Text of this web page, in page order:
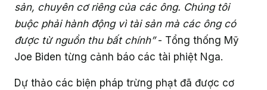
sản, chuyên cơ riêng của các ông. Chúng tôi
buộc phải hành động vì tài sản mà các ông có
được từ nguồn thu bất chính”- Tổng thống Mỹ
Joe Biden từng cảnh báo các tài phiệt Nga.
Dự thảo các biện pháp trừng phạt đã được cơ